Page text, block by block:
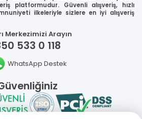
platformudur. Güvenli alışveriş, hızlı
ilkeleriyle sizlere en iyi alışveriş
Merkezimizi Arayın
533 0 118
WhatsApp Destek